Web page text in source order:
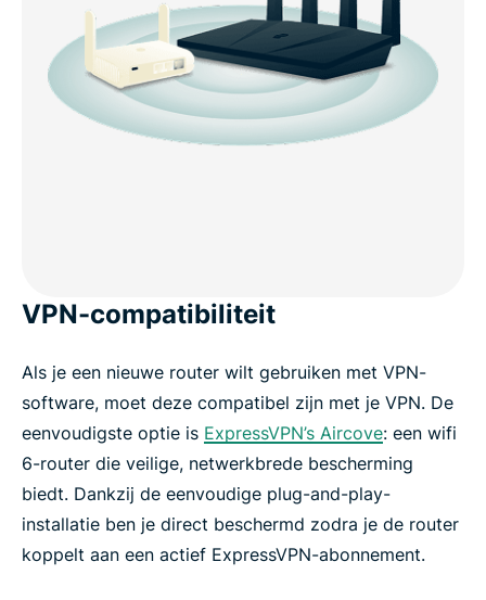
VPN-compatibiliteit
Als je een nieuwe router wilt gebruiken met VPN-
software, moet deze compatibel zijn met je VPN. De
eenvoudigste optie is ExpressVPN’s Aircove: een wifi
6-router die veilige, netwerkbrede bescherming
biedt. Dankzij de eenvoudige plug-and-play-
installatie ben je direct beschermd zodra je de router
koppelt aan een actief ExpressVPN-abonnement.